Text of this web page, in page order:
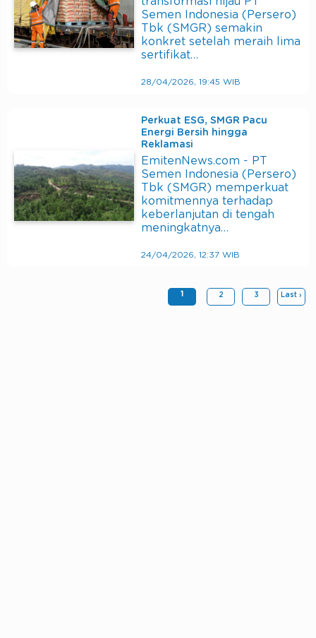
Semen Indonesia (Persero)
Tbk (SMGR) semakin
konkret setelah meraih lima
sertifikat…
28/04/2026, 19:45 WIB
Perkuat ESG, SMGR Pacu
Energi Bersih hingga
Reklamasi
EmitenNews.com - PT
Semen Indonesia (Persero)
Tbk (SMGR) memperkuat
komitmennya terhadap
keberlanjutan di tengah
meningkatnya…
24/04/2026, 12:37 WIB
1 2 3 Last ›